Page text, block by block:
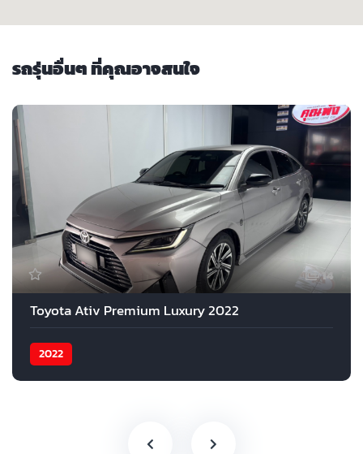
รถรุ่นอื่นๆ ที่คุณอาจสนใจ
14
Toyota Ativ Premium Luxury 2022
2022